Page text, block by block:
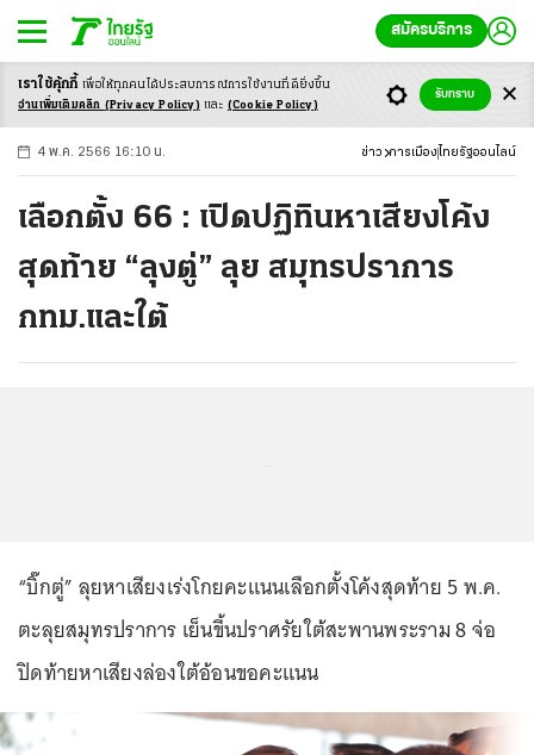
สมัครบริการ
-ก ก ก+
4 พ.ค. 2566 16:10 น. ข่าว การเมือง ไทยรัฐออนไลน์
เลือกตั้ง 66 : เปิดปฏิทินหาเสียงโค้ง
สุดท้าย “ลุงตู่” ลุย สมุทรปราการ
กทม.และใต้
“บิ๊กตู่” ลุยหาเสียงเร่งโกยคะแนนเลือกตั้งโค้งสุดท้าย 5 พ.ค.
ตะลุยสมุทรปราการ เย็นขึ้นปราศรัยใต้สะพานพระราม 8 จ่อ
ปิดท้ายหาเสียงล่องใต้อ้อนขอคะแนน
เราใช้คุ้กกี้ เพื่อให้ทุกคนได้ประสบการณ์การใช้งานที่ดียิ่งขึ้น
อ่านเพิ่มเติมคลิก (Privacy Policy) และ (Cookie Policy)
รับทราบ